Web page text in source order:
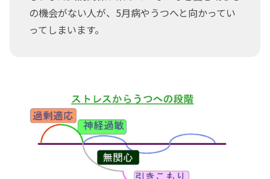
の機会がない人が、5月病やうつへと向かってい
ってしまいます。